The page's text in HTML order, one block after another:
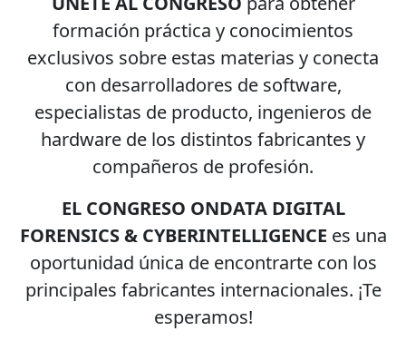
formación práctica y conocimientos
exclusivos sobre estas materias y conecta
con desarrolladores de software,
especialistas de producto, ingenieros de
hardware de los distintos fabricantes y
compañeros de profesión.
EL CONGRESO ONDATA DIGITAL
FORENSICS & CYBERINTELLIGENCE es una
oportunidad única de encontrarte con los
principales fabricantes internacionales. ¡Te
esperamos!